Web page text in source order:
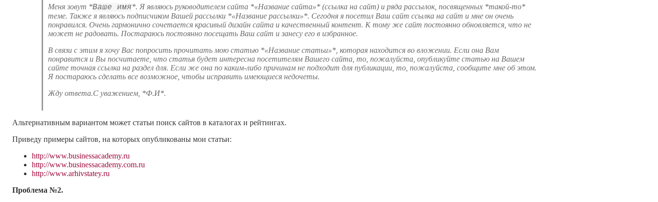
Меня зовут *Ваше имя*. Я являюсь руководителем сайта *«Название сайта»* (ссылка на сайт) и ряда рассылок, посвященных *такой-то*
теме. Также я являюсь подписчиком Вашей рассылки *«Название рассылки»*. Сегодня я посетил Ваш сайт ссылка на сайт и мне он очень
понравился. Очень гармонично сочетается красивый дизайн сайта и качественный контент. К тому же сайт постоянно обновляется, что не
может не радовать. Постараюсь постоянно посещать Ваш сайт и занесу его в избранное.
В связи с этим я хочу Вас попросить прочитать мою статью *«Название статьи»*, которая находится во вложении. Если она Вам
понравится и Вы посчитаете, что статья будет интересна посетителям Вашего сайта, то, пожалуйста, опубликуйте статью на Вашем
сайте точная ссылка на раздел для. Если же она по каким-либо причинам не подходит для публикации, то, пожалуйста, сообщите мне об этом.
Я постараюсь сделать все возможное, чтобы исправить имеющиеся недочеты.
Жду ответа.С уважением, *Ф.И*.
Альтернативным вариантом может статьи поиск сайтов в каталогах и рейтингах.
Приведу примеры сайтов, на которых опубликованы мои статьи:
http://www.businessacademy.ru
http://www.businessacademy.com.ru
http://www.arhivstatey.ru
Проблема №2.